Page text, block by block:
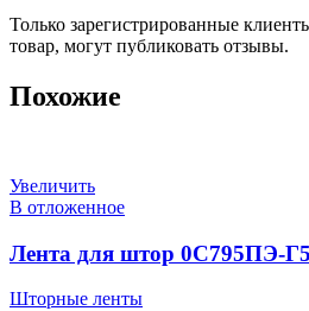
Только зарегистрированные
товар, могут публиковать отзывы.
Похожие
Увеличить
В отложенное
Лента для штор 0С795ПЭ-
Шторные ленты